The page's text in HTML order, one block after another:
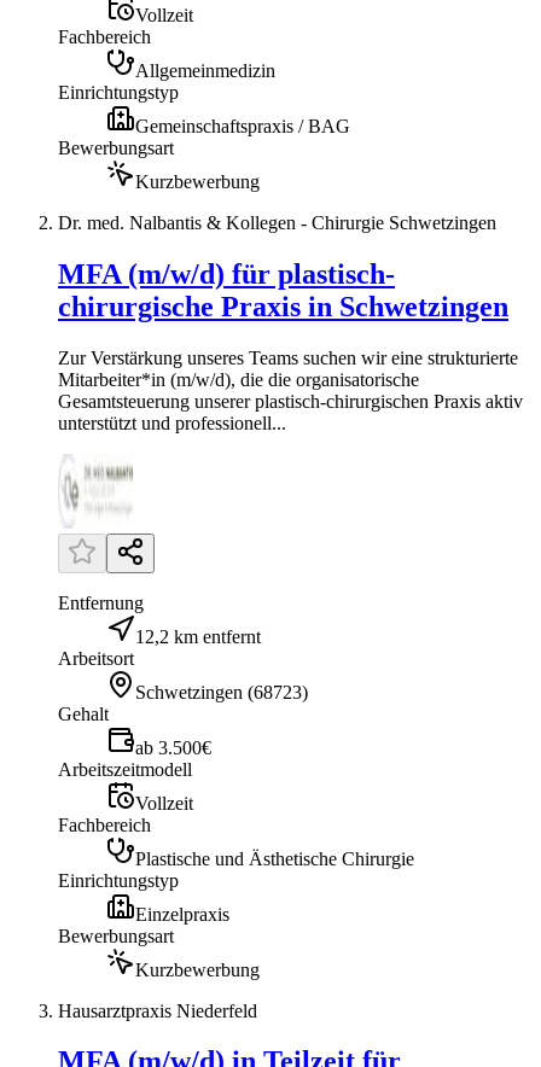
Vollzeit
Fachbereich
Allgemeinmedizin
Einrichtungstyp
Gemeinschaftspraxis / BAG
Bewerbungsart
Kurzbewerbung
Dr. med. Nalbantis & Kollegen - Chirurgie Schwetzingen
MFA (m/w/d) für plastisch-
chirurgische Praxis in Schwetzingen
Zur Verstärkung unseres Teams suchen wir eine strukturierte
Mitarbeiter*in (m/w/d), die die organisatorische
Gesamtsteuerung unserer plastisch-chirurgischen Praxis aktiv
unterstützt und professionell...
Entfernung
12,2 km entfernt
Arbeitsort
Schwetzingen (68723)
Gehalt
ab 3.500€
Arbeitszeitmodell
Vollzeit
Fachbereich
Plastische und Ästhetische Chirurgie
Einrichtungstyp
Einzelpraxis
Bewerbungsart
Kurzbewerbung
Hausarztpraxis Niederfeld